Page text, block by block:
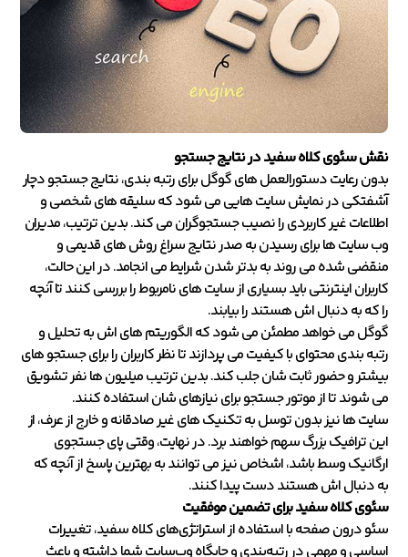
نقش سئوی کلاه سفید در نتایج جستجو
بدون رعایت دستورالعمل های گوگل برای رتبه بندی، نتایج جستجو دچار
آشفتکی در نمایش سایت هایی می شود که سلیقه های شخصی و
اطلاعات غیر کاربردی را نصیب جستجوگران می کند. بدین ترتیب، مدیران
وب سایت ها برای رسیدن به صدر نتایج سراغ روش های قدیمی و
منقضی شده می روند به بدتر شدن شرایط می انجامد. در این حالت،
کاربران اینترنتی باید بسیاری از سایت های نامربوط را بررسی کنند تا آنچه
را که به دنبال اش هستند را بیابند.
گوگل می خواهد مطمئن می شود که الگوریتم های اش به تحلیل و
رتبه بندی محتوای با کیفیت می پردازند تا نظر کاربران را برای جستجو های
بیشتر و حضور ثابت شان جلب کند. بدین ترتیب میلیون ها نفر تشویق
می شوند تا از موتور جستجو برای نیازهای شان استفاده کنند.
سایت ها نیز بدون توسل به تکنیک های غیر صادقانه و خارج از عرف، از
این ترافیک بزرگ سهم خواهند برد. در نهایت، وقتی پای جستجوی
ارگانیک وسط باشد، اشخاص نیز می توانند به بهترین پاسخ از آنچه که
به دنبال اش هستند دست پیدا کنند.
سئوی کلاه سفید برای تضمین موفقیت
سئو درون صفحه با استفاده از استراتژی‌های کلاه سفید، تغییرات
اساسی و مهمی در رتبه‌بندی و جایگاه وب‌سایت شما داشته و باعث